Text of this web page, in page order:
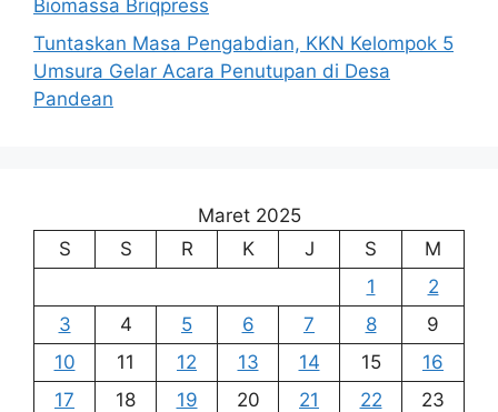
Biomassa Briqpress
Tuntaskan Masa Pengabdian, KKN Kelompok 5
Umsura Gelar Acara Penutupan di Desa
Pandean
Maret 2025
S
S R K J S
M
1
2
3
4 5 6 7 8
9
10
11 12 13 14 15
16
17
18 19 20 21 22
23